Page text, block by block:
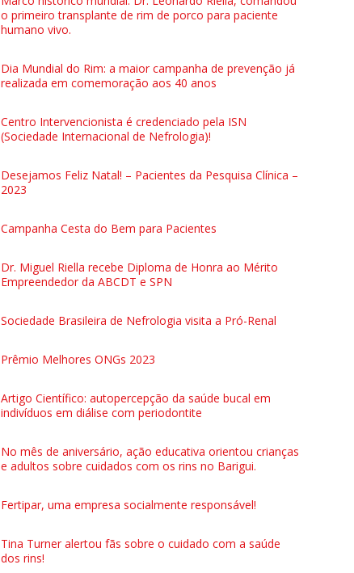
o primeiro transplante de rim de porco para paciente
humano vivo.
Dia Mundial do Rim: a maior campanha de prevenção já
realizada em comemoração aos 40 anos
Centro Intervencionista é credenciado pela ISN
(Sociedade Internacional de Nefrologia)!
Desejamos Feliz Natal! – Pacientes da Pesquisa Clínica –
2023
Campanha Cesta do Bem para Pacientes
Dr. Miguel Riella recebe Diploma de Honra ao Mérito
Empreendedor da ABCDT e SPN
Sociedade Brasileira de Nefrologia visita a Pró-Renal
Prêmio Melhores ONGs 2023
Artigo Científico: autopercepção da saúde bucal em
indivíduos em diálise com periodontite
No mês de aniversário, ação educativa orientou crianças
e adultos sobre cuidados com os rins no Barigui.
Fertipar, uma empresa socialmente responsável!
Tina Turner alertou fãs sobre o cuidado com a saúde
dos rins!